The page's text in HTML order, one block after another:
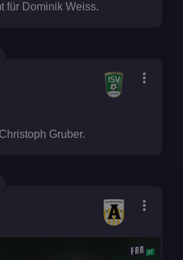
für Dominik Weiss.
more_vert
Gruber.
more_vert